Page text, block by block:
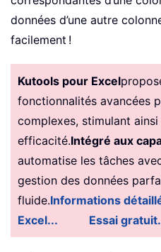
données d’une autre
facilement !
Kutools pour Excel
fonctionnalités avancées
complexes, stimulant
efficacité.Intégré aux
automatise les tâches
gestion des données
fluide.Informations
Excel...
Essai